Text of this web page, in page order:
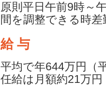
原則平日午前9時～
間を調整できる時
給 与
平均で年644万円（
任給は月額約21万